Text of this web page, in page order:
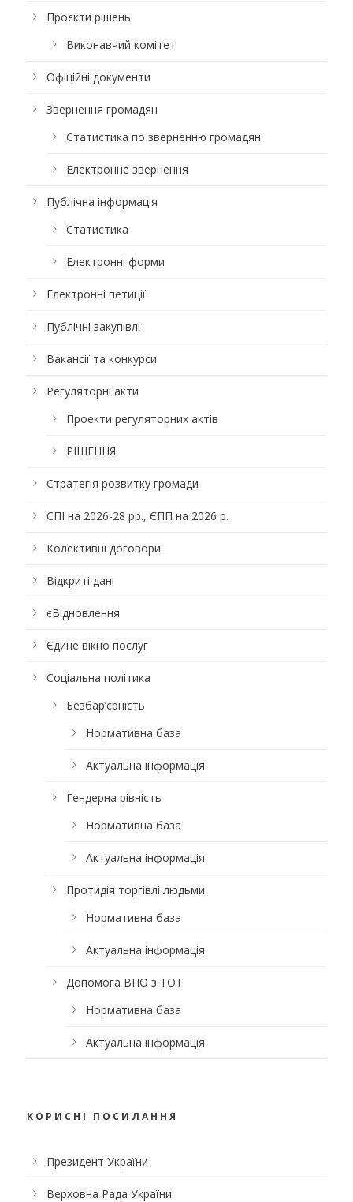
Проєкти рішень
Виконавчий комітет
Офіційні документи
Звернення громадян
Статистика по зверненню громадян
Електронне звернення
Публічна інформація
Статистика
Електронні форми
Електронні петиції
Публічні закупівлі
Вакансії та конкурси
Регуляторні акти
Проекти регуляторних актів
РІШЕННЯ
Стратегія розвитку громади
СПІ на 2026-28 рр., ЄПП на 2026 р.
Колективні договори
Відкриті дані
єВідновлення
Єдине вікно послуг
Соціальна політика
Безбар’єрність
Нормативна база
Актуальна інформація
Гендерна рівність
Нормативна база
Актуальна інформація
Протидія торгівлі людьми
Нормативна база
Актуальна інформація
Допомога ВПО з ТОТ
Нормативна база
Актуальна інформація
КОРИСНІ ПОСИЛАННЯ
Президент України
Верховна Рада України